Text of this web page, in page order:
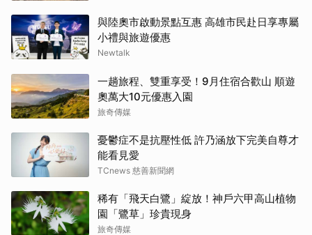
與陸奧市啟動景點互惠 高雄市民赴日享專屬
小禮與旅遊優惠
Newtalk
一趟旅程、雙重享受！9月住宿合歡山 順遊
奧萬大10元優惠入園
旅奇傳媒
憂鬱症不是抗壓性低 許乃涵放下完美自尊才
能看見愛
TCnews 慈善新聞網
稀有「飛天白鷺」綻放！神戶六甲高山植物
園「鷺草」珍貴現身
旅奇傳媒